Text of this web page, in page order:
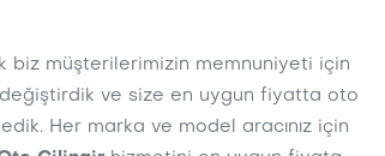
biz müşterilerimizin memnuniyeti için
ve size en uygun fiyatta oto
Her marka ve model aracınız için